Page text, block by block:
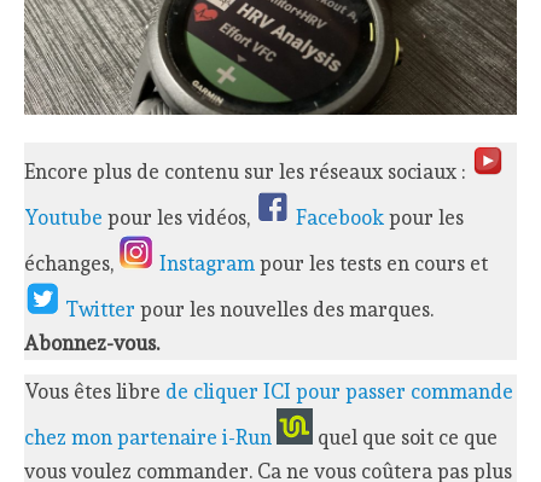
Encore plus de contenu sur les réseaux sociaux :
Youtube pour les vidéos, Facebookpour les
échanges,
Instagrampour les tests en cours et
Twitterpour les nouvelles des marques.
Abonnez-vous.
Vous êtes libre de cliquer ICI pour passer commande
chez mon partenaire i-Run
quel que soit ce que
vous voulez commander. Ca ne vous coûtera pas plus